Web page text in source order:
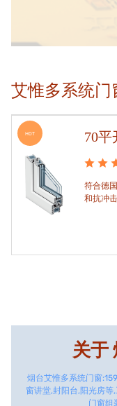
艾惟多系统门
HOT 70平
符合德
和抗冲
关于
烟台艾惟多系统门窗
窗讲堂,封阳台,阳光房
门窗组